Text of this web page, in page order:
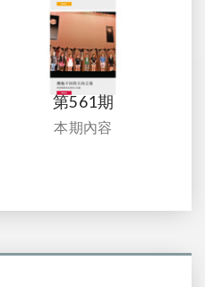
第561期
本期內容